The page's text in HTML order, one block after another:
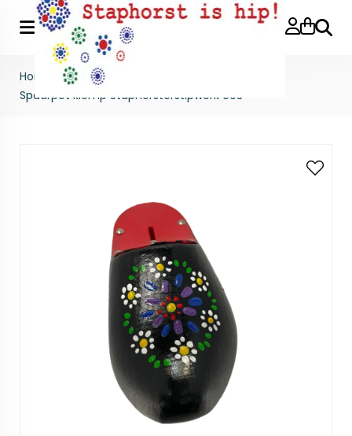
Home >Gestipte producten
Spaarpot klomp Staphorsterstipwerk 003